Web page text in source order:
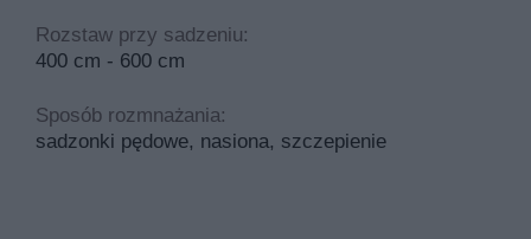
Rozstaw przy sadzeniu:
400 cm - 600 cm
Sposób rozmnażania:
sadzonki pędowe, nasiona, szczepienie